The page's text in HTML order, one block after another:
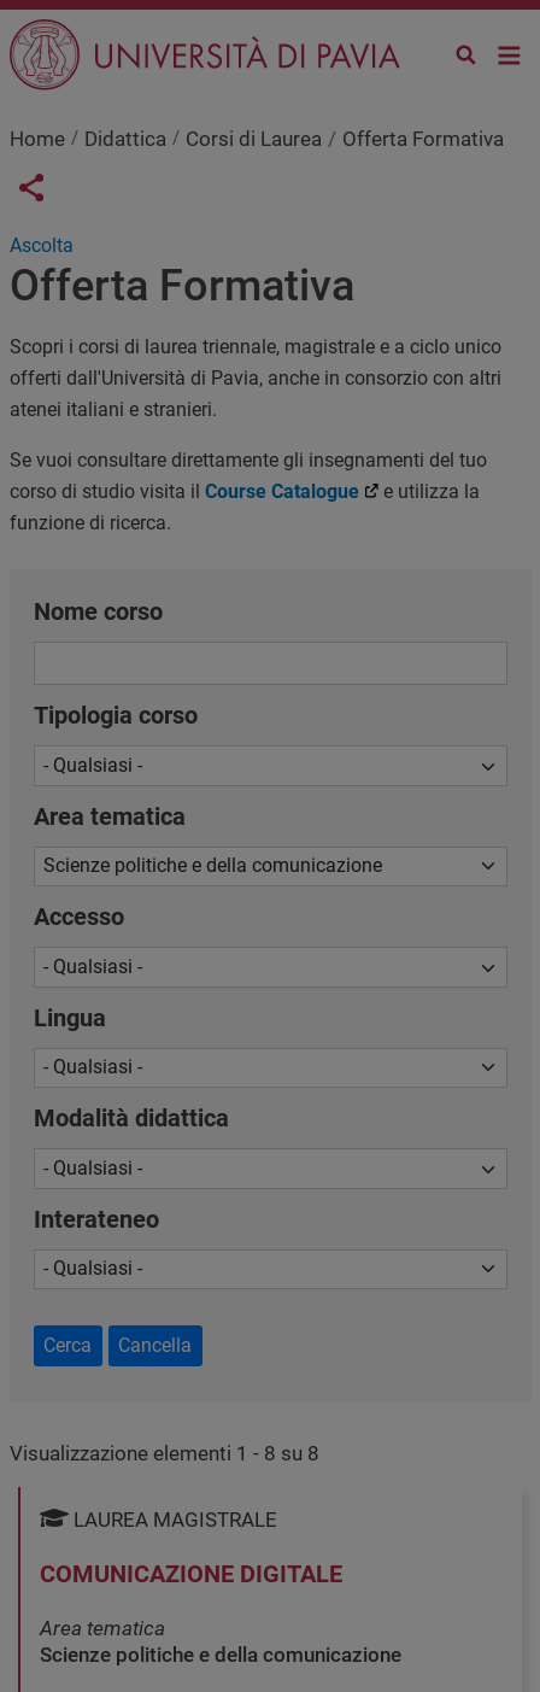
Salta al contenuto principale
Home Didattica Corsi di Laurea Offerta Formativa
Links condivisione social
Share button
Ascolta
Offerta Formativa
Scopri i corsi di laurea triennale, magistrale e a ciclo unico
offerti dall'Università di Pavia, anche in consorzio con altri
atenei italiani e stranieri.
Se vuoi consultare direttamente gli insegnamenti del tuo
corso di studio visita il Course Catalogue
e utilizza la
funzione di ricerca.
Nome corso
Tipologia corso
Area tematica
Accesso
Lingua
Modalità didattica
Interateneo
Cerca Cancella
Visualizzazione elementi 1 - 8 su 8
LAUREA MAGISTRALE
COMUNICAZIONE DIGITALE
Area tematica
Scienze politiche e della comunicazione